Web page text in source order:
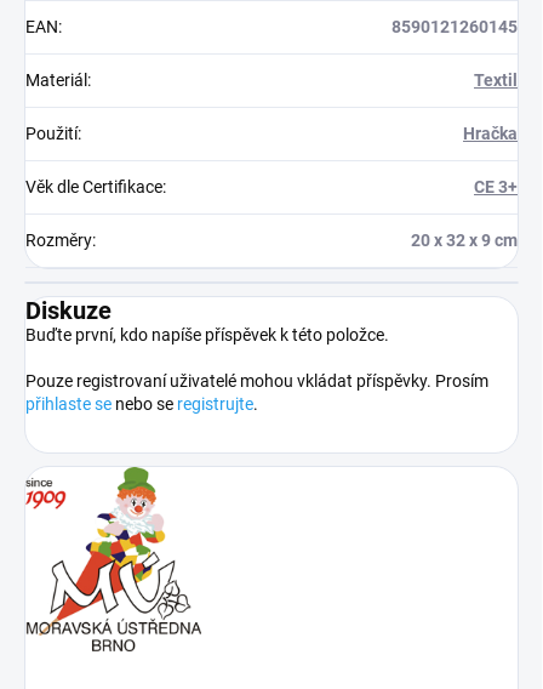
EAN: 8590121260145
Materiál : Textil
Použití: Hračka
Věk dle Certifikace: CE 3+
Rozměry: 20 x 32 x 9 cm
Diskuze
Buďte první, kdo napíše příspěvek k této položce.
Pouze registrovaní uživatelé mohou vkládat příspěvky. Prosím
přihlaste se nebo se registrujte.